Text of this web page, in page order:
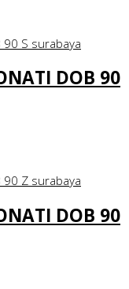
DOB 90
DOB 90